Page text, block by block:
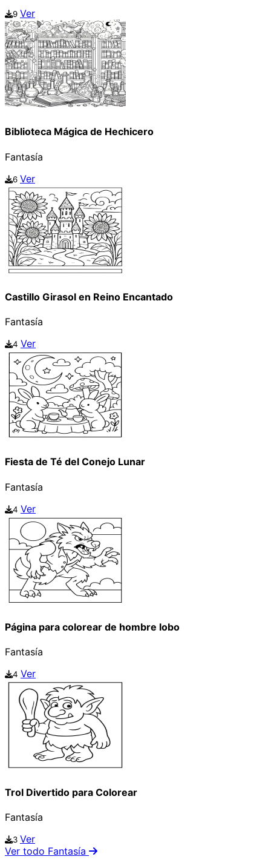
9 Ver
Biblioteca Mágica de Hechicero
Fantasía
6 Ver
Castillo Girasol en Reino Encantado
Fantasía
4 Ver
Fiesta de Té del Conejo Lunar
Fantasía
4 Ver
Página para colorear de hombre lobo
Fantasía
4 Ver
Trol Divertido para Colorear
Fantasía
3 Ver
Ver todo Fantasía